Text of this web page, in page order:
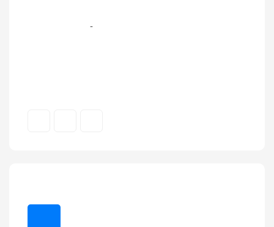
+7 495 799‑97-97